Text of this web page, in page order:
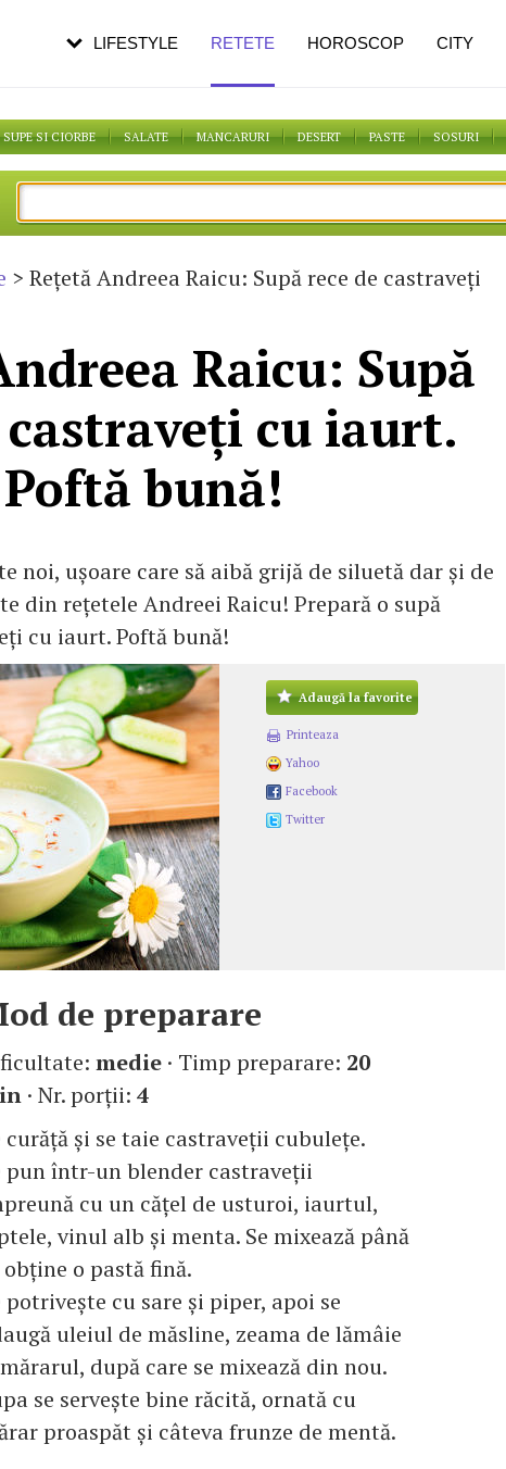
SUPE SI CIORBE SALATE MANCARURI DESERT PASTE SOSURI
> Reţetă Andreea Raicu: Supă rece de castraveţi
Raicu: Supă
castraveţi cu iaurt.
Poftă bună!
noi, uşoare care să aibă grijă de siluetă dar şi de
din reţetele Andreei Raicu! Prepară o supă
cu iaurt. Poftă bună!
Adaugă la favorite
Printeaza
Yahoo
Facebook
Twitter
de preparare
medie · Timp preparare: 20
· Nr. porţii: 4
curăţă şi se taie castraveţii cubuleţe.
pun într-un blender castraveţii
cu un căţel de usturoi, iaurtul,
vinul alb şi menta. Se mixează până
obţine o pastă fină.
potriveşte cu sare şi piper, apoi se
uleiul de măsline, zeama de lămâie
după care se mixează din nou.
se serveşte bine răcită, ornată cu
proaspăt şi câteva frunze de mentă.
LIFESTYLE RETETE HOROSCOP CITY